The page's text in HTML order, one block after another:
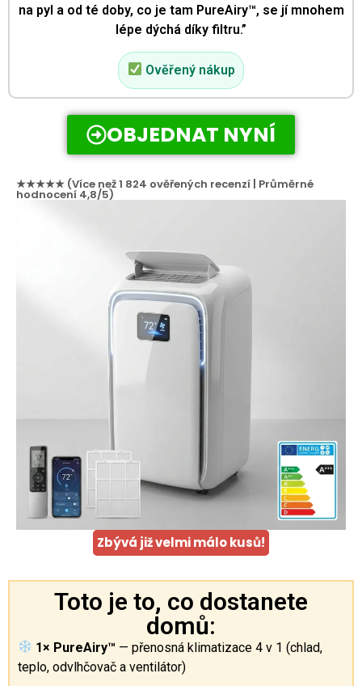
na pyl a od té doby, co je tam PureAiry™, se jí mnohem
lépe dýchá díky filtru.”
Ověřený nákup
OBJEDNAT NYNÍ
★★★★★ (Více než 1 824 ověřených recenzí | Průměrné
hodnocení 4,8/5)
Zbývá již velmi málo kusů!
Toto je to, co dostanete
domů:
1× PureAiry™ — přenosná klimatizace 4 v 1 (chlad,
teplo, odvlhčovač a ventilátor)